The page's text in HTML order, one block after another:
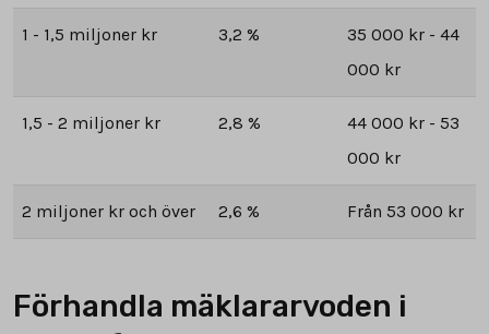
1 - 1,5 miljoner kr 3,2 %
35 000 kr - 44
000 kr
1,5 - 2 miljoner kr 2,8 %
44 000 kr - 53
000 kr
2 miljoner kr och över 2,6 % Från 53 000 kr
Förhandla mäklararvoden i